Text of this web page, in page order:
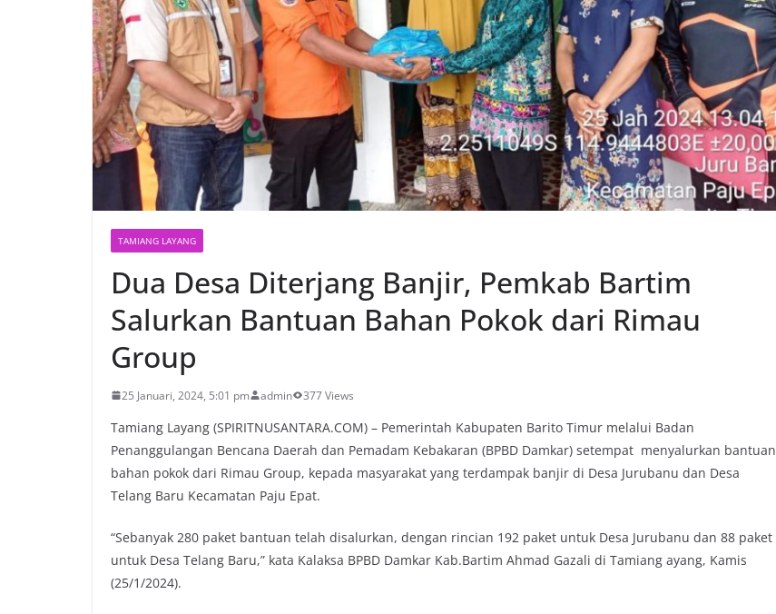
TAMIANG LAYANG
Dua Desa Diterjang Banjir, Pemkab Bartim
Salurkan Bantuan Bahan Pokok dari Rimau
Group
25 Januari, 2024, 5:01 pm admin 377 Views
Tamiang Layang (SPIRITNUSANTARA.COM) – Pemerintah Kabupaten Barito Timur melalui Badan
Penanggulangan Bencana Daerah dan Pemadam Kebakaran (BPBD Damkar) setempat menyalurkan bantuan
bahan pokok dari Rimau Group, kepada masyarakat yang terdampak banjir di Desa Jurubanu dan Desa
Telang Baru Kecamatan Paju Epat.
“Sebanyak 280 paket bantuan telah disalurkan, dengan rincian 192 paket untuk Desa Jurubanu dan 88 paket
untuk Desa Telang Baru,” kata Kalaksa BPBD Damkar Kab.Bartim Ahmad Gazali di Tamiang ayang, Kamis
(25/1/2024).